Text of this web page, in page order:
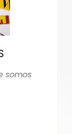
somos